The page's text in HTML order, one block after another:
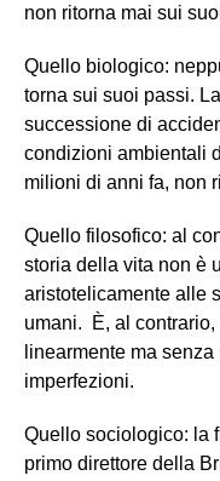
non ritorna mai sui
Quello biologico:
torna sui suoi passi.
successione di
condizioni ambientali
milioni di anni fa, non
Quello filosofico: al
storia della vita non è
aristotelicamente alle
umani. È, al
linearmente ma
imperfezioni.
Quello sociologico: la
primo direttore della